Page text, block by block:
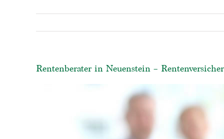
Rentenberater in Neuenstein –